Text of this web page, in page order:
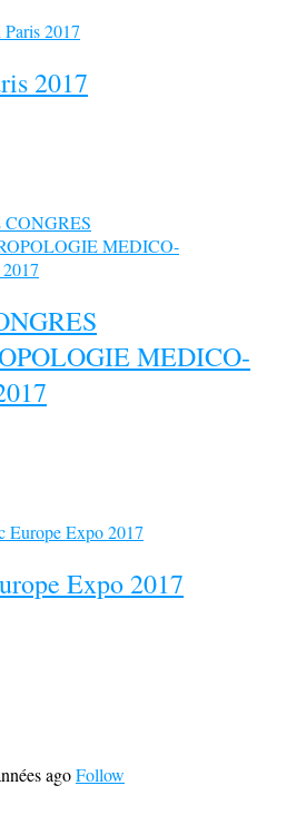
2017
MEDICO-
Expo 2017
agoFollow